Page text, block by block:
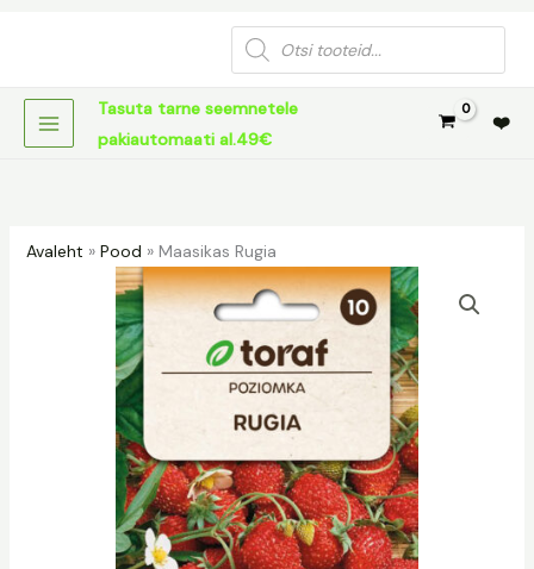
Products
search
Tasuta tarne seemnetele
pakiautomaati al.49€
❤️
Avaleht » Pood » Maasikas Rugia